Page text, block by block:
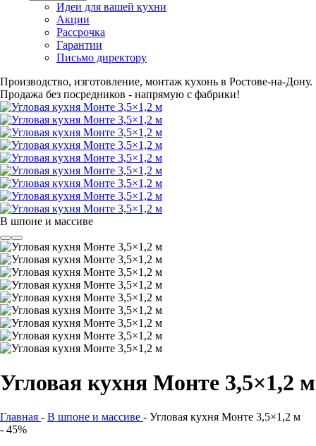
Идеи для вашей кухни
Акции
Рассрочка
Гарантии
Письмо директору
Производство, изготовление, монтаж кухонь в Ростове-на-Дону.
Продажа без посредников - напрямую с фабрики!
В шпоне и массиве
Угловая кухня Монте 3,5×1,2 м
Главная - В шпоне и массиве - Угловая кухня Монте 3,5×1,2 м
- 45%